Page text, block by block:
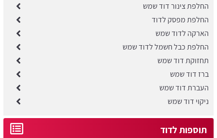
החלפת צינור דוד שמש
החלפת מפסק לדוד
הארקה לדוד שמש
החלפת כבל חשמל לדוד שמש
תחזוקת דוד שמש
ברז דוד שמש
העברת דוד שמש
ניקוי דוד שמש
תוספות לדוד